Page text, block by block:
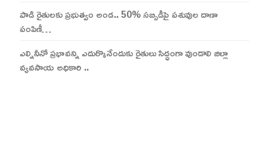
పాడి రైతులకు ప్రభుత్వం అండ.. 50% సబ్సిడీపై పశువుల దాణా
పంపిణీ…
ఎల్నినీనో ప్రభావన్ని ఎదుర్కొనేందుకు రైతులు సిద్ధంగా వుండాలి జిల్లా
వ్యవసాయ అధికారి ..